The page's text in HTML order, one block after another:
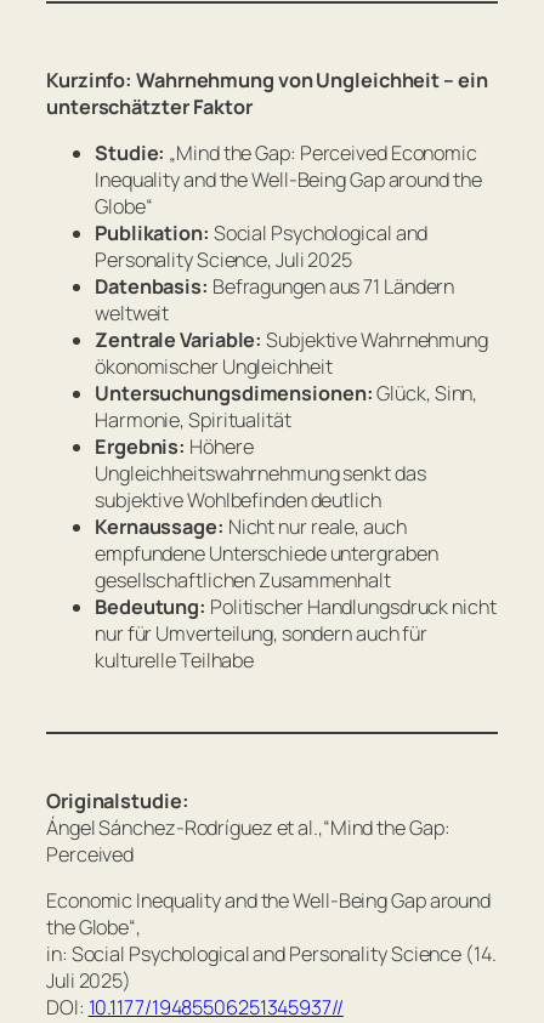
Kurzinfo: Wahrnehmung von Ungleichheit – ein
unterschätzter Faktor
Studie: „Mind the Gap: Perceived Economic
Inequality and the Well-Being Gap around the
Globe“
Publikation: Social Psychological and
Personality Science, Juli 2025
Datenbasis: Befragungen aus 71 Ländern
weltweit
Zentrale Variable: Subjektive Wahrnehmung
ökonomischer Ungleichheit
Untersuchungsdimensionen:Glück, Sinn,
Harmonie, Spiritualität
Ergebnis: Höhere
Ungleichheitswahrnehmung senkt das
subjektive Wohlbefinden deutlich
Kernaussage: Nicht nur reale, auch
empfundene Unterschiede untergraben
gesellschaftlichen Zusammenhalt
Bedeutung: Politischer Handlungsdruck nicht
nur für Umverteilung, sondern auch für
kulturelle Teilhabe
Originalstudie:
Ángel Sánchez-Rodríguez et al.,“Mind the Gap:
Perceived
Economic Inequality and the Well-Being Gap around
the Globe“,
in: Social Psychological and Personality Science (14.
Juli 2025)
DOI: 10.1177/19485506251345937//